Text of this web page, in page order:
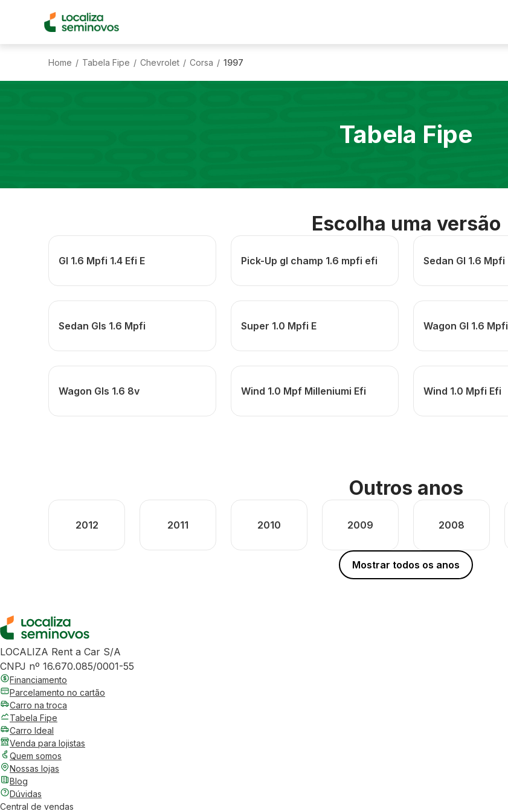
Home / Tabela Fipe / Chevrolet / Corsa / 1997
Tabela Fipe
Escolha uma versão
Gl 1.6 Mpfi 1.4 Efi E Pick-Up gl champ 1.6 mpfi efi Sedan Gl 1.6 Mpfi
Sedan Gls 1.6 Mpfi Super 1.0 Mpfi E Wagon Gl 1.6 Mpfi
Wagon Gls 1.6 8v Wind 1.0 Mpf Milleniumi Efi Wind 1.0 Mpfi Efi
Outros anos
2012 2011 2010 2009 2008
Mostrar todos os anos
LOCALIZA Rent a Car S/A
CNPJ nº 16.670.085/0001-55
Financiamento
Parcelamento no cartão
Carro na troca
Tabela Fipe
Carro Ideal
Venda para lojistas
Quem somos
Nossas lojas
Blog
Dúvidas
Central de vendas